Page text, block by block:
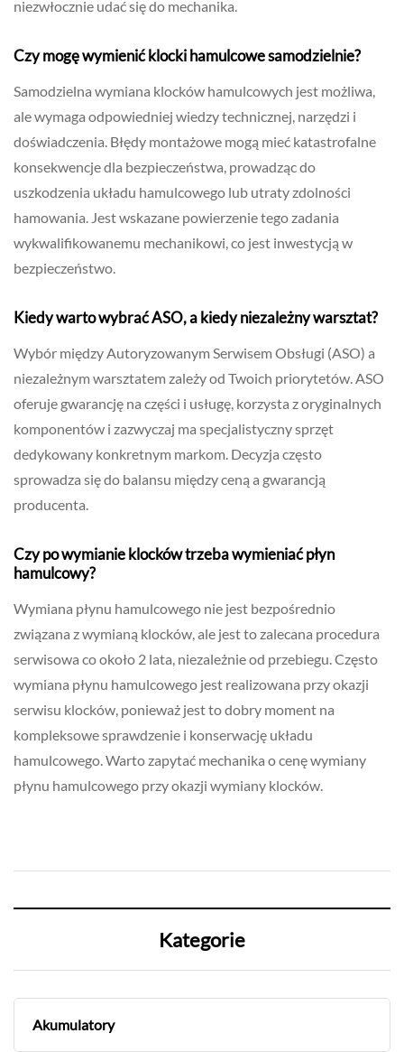
niezwłocznie udać się do mechanika.
Czy mogę wymienić klocki hamulcowe samodzielnie?
Samodzielna wymiana klocków hamulcowych jest możliwa,
ale wymaga odpowiedniej wiedzy technicznej, narzędzi i
doświadczenia. Błędy montażowe mogą mieć katastrofalne
konsekwencje dla bezpieczeństwa, prowadząc do
uszkodzenia układu hamulcowego lub utraty zdolności
hamowania. Jest wskazane powierzenie tego zadania
wykwalifikowanemu mechanikowi, co jest inwestycją w
bezpieczeństwo.
Kiedy warto wybrać ASO, a kiedy niezależny warsztat?
Wybór między Autoryzowanym Serwisem Obsługi (ASO) a
niezależnym warsztatem zależy od Twoich priorytetów. ASO
oferuje gwarancję na części i usługę, korzysta z oryginalnych
komponentów i zazwyczaj ma specjalistyczny sprzęt
dedykowany konkretnym markom. Decyzja często
sprowadza się do balansu między ceną a gwarancją
producenta.
Czy po wymianie klocków trzeba wymieniać płyn
hamulcowy?
Wymiana płynu hamulcowego nie jest bezpośrednio
związana z wymianą klocków, ale jest to zalecana procedura
serwisowa co około 2 lata, niezależnie od przebiegu. Często
wymiana płynu hamulcowego jest realizowana przy okazji
serwisu klocków, ponieważ jest to dobry moment na
kompleksowe sprawdzenie i konserwację układu
hamulcowego. Warto zapytać mechanika o cenę wymiany
płynu hamulcowego przy okazji wymiany klocków.
Kategorie
Akumulatory